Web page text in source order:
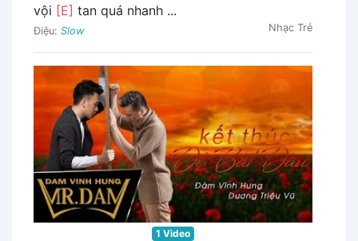
vội [E] tan quá nhanh ...
Điệu: Slow Nhạc Trẻ
1 Video